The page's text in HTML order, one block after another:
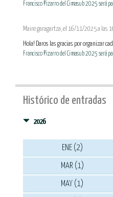
Francisco Pizarro del Cimasub 2025 será
Maire garagartza, el 16/11/2025 a las
Hola! Daros las gracias por organizar
Francisco Pizarro del Cimasub 2025 será
Histórico de entradas
2026
ENE (2)
MAR (1)
MAY (1)